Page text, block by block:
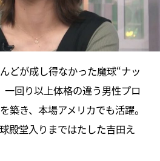
どが成し得なかった魔球“ナッ
一回り以上体格の違う男性プロ
築き、本場アメリカでも活躍。
殿堂入りまではたした吉田え